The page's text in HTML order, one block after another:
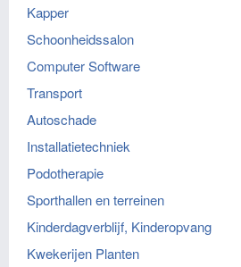
Kapper
Schoonheidssalon
Computer Software
Transport
Autoschade
Installatietechniek
Podotherapie
Sporthallen en terreinen
Kinderdagverblijf, Kinderopvang
Kwekerijen Planten